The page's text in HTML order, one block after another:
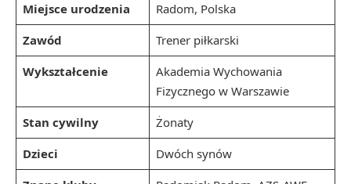
Miejsce urodzenia
Radom, Polska
Zawód
Trener piłkarski
Wykształcenie
Akademia Wychowania
Fizycznego w Warszawie
Stan cywilny
Żonaty
Dzieci
Dwóch synów